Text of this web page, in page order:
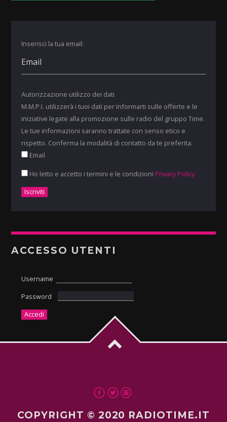
Inserisci la tua email:
Autorizzazione utilizzo dei dati
M.M.P.I. utilizzerà i tuoi dati per informarti sulle offerte e le
iniziative legate alla promozione sulle radio del gruppo Time.
Le tue informazioni saranno trattate con senso etico e
rispetto. Conferma la modalità di contatto da te preferita:
Email
Ho letto e accetto i termini e le condizioni Privacy Policy
ACCESSO UTENTI
Username
Password
COPYRIGHT © 2020 RADIOTIME.IT